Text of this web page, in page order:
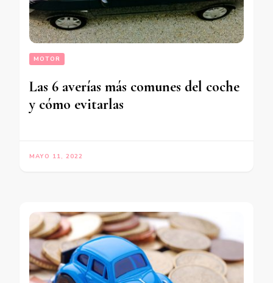
MOTOR
Las 6 averías más comunes del coche
y cómo evitarlas
MAYO 11, 2022